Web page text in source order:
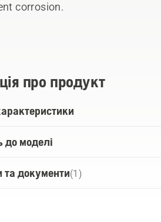
corrosion.
про продукт
до моделі
та документи(1 )